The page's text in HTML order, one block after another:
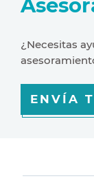
¿Necesitas
ENVÍA